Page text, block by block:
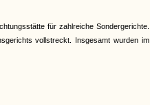
für zahlreiche Sondergerichte.
vollstreckt. Insgesamt wurden im